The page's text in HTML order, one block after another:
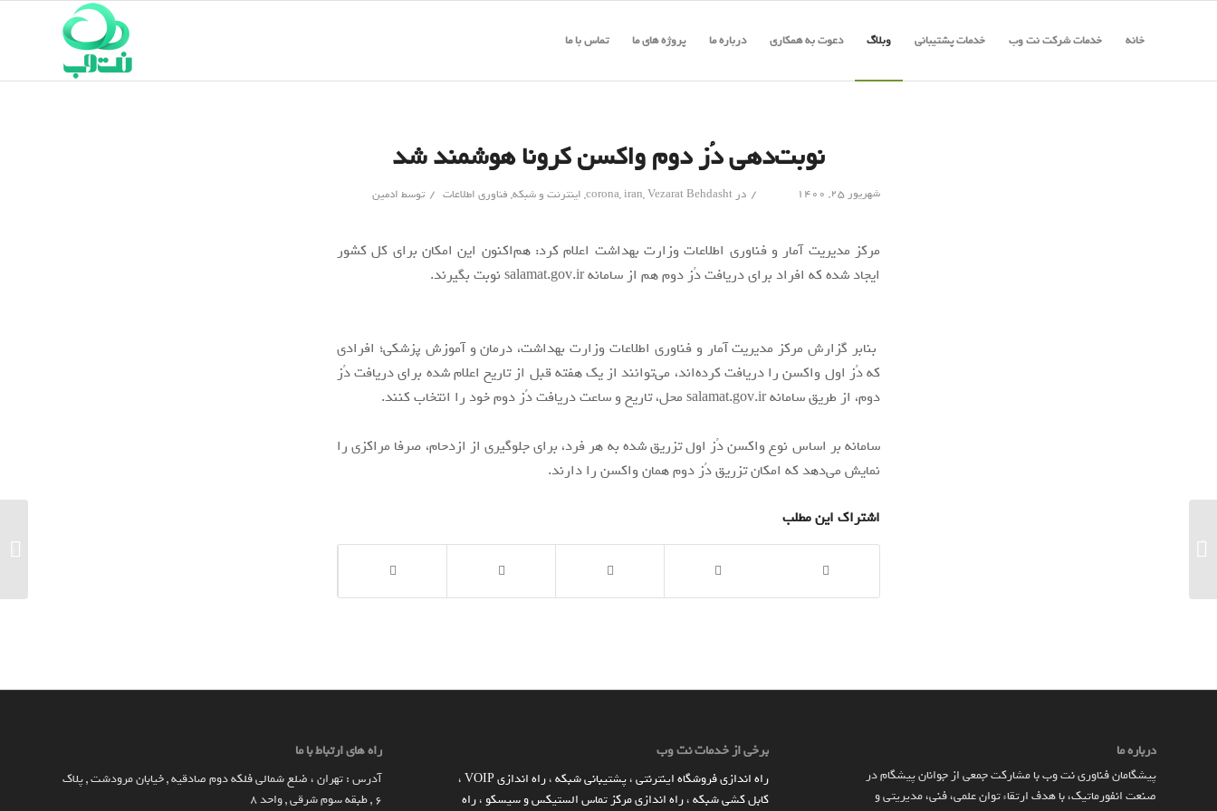
خانه خدمات شرکت نت وب خدمات پشتیبانی وبلاگ دعوت به همکاری درباره ما پروژه های ما تماس با ما
نوبت‌دهی دُز دوم واکسن کرونا هوشمند شد
شهریور ۲۵, ۱۴۰۰ / در corona,iran,Vezarat Behdasht
, اینترنت و شبکه, فناوری اطلاعات / توسط ادمین
مرکز مدیریت آمار و فناوری اطلاعات وزارت بهداشت اعلام کرد: هم‌اکنون این امکان برای کل کشور
ایجاد شده که افراد برای دریافت دُز دوم هم از سامانه salamat.gov.ir نوبت بگیرند.
بنابر گزارش مرکز مدیریت آمار و فناوری اطلاعات وزارت بهداشت، درمان و آموزش پزشکی؛ افرادی
که دُز اول واکسن را دریافت کرده‌اند، می‌توانند از یک هفته قبل از تاریخ اعلام شده برای دریافت دُز
دوم، از طریق سامانه salamat.gov.ir محل، تاریخ و ساعت دریافت دُز دوم خود را انتخاب کنند.
سامانه بر اساس نوع واکسن دُز اول تزریق شده به هر فرد، برای جلوگیری از ازدحام، صرفا مراکزی را
نمایش می‌دهد که امکان تزریق دُز دوم همان واکسن را دارند.
اشتراک این مطلب
راه های ارتباط با ما
آدرس : تهران ، ضلع شمالی فلکه دوم صادقیه , خیابان مرودشت , پلاک
۶ , طبقه سوم شرقی , واحد ۸
برخی از خدمات نت وب
راه اندازي فروشگاه اينترنتي،پشتیبانی شبکه،راه اندازی VOIP
،
کابل کشی شبکه،راه اندازی مرکز تماس الستیکس و سیسکو ،راه
درباره ما
پیشگامان فناوری نت وب با مشارکت جمعی از جوانان پیشگام در
صنعت انفورماتیک، با هدف ارتقاء توان علمی، فنی، مدیریتی و
رسمی در بازار کره معرفی شد...